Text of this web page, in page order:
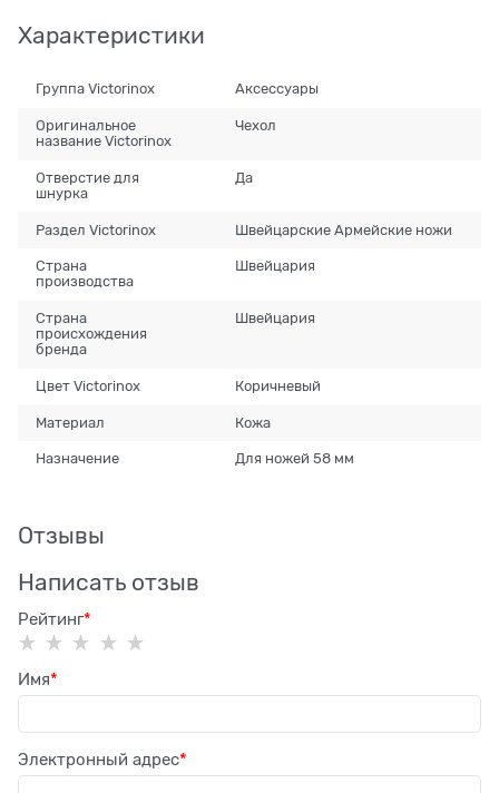
Характеристики
Группа Victorinox Аксессуары
Оригинальное
название Victorinox
Чехол
Отверстие для
шнурка
Да
Раздел Victorinox Швейцарские Армейские ножи
Страна
производства
Швейцария
Страна
происхождения
бренда
Швейцария
Цвет Victorinox Коричневый
Материал Кожа
Назначение Для ножей 58 мм
Отзывы
Написать отзыв
Рейтинг
Имя
Электронный адрес